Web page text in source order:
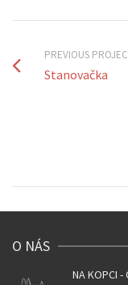
PREVIOUS
Stanovačka
O NÁS
NA KOPCI